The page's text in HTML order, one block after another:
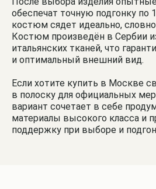
обеспечат точную подгонку по
костюм сядет идеально,
Костюм произведён в Сербии
итальянских тканей, что
и оптимальный внешний вид.
Если хотите купить в Москве
в полоску для официальных
вариант сочетает в себе
материалы высокого класса и
поддержку при выборе и